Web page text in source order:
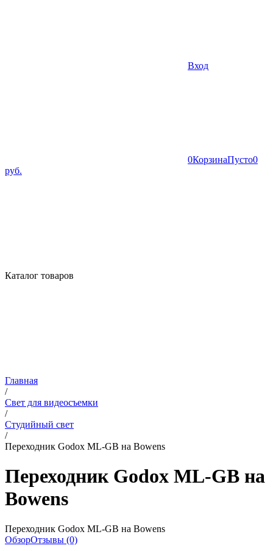
Вход
0КорзинаПусто0
руб.
Каталог товаров
Главная
/
Свет для видеосъемки
/
Студийный свет
/
Переходник Godox ML-GB на Bowens
Переходник Godox ML-GB на
Bowens
Переходник Godox ML-GB на Bowens
ОбзорОтзывы (0)